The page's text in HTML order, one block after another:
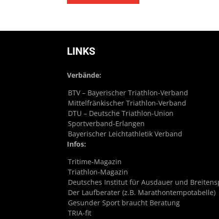
LINKS
Verbände:
BTV – Bayerischer Triathlon-Verband
Mittelfränkischer Triathlon-Verband
DTU – Deutsche Triathlon-Union
Sportverband-Erlangen
Bayerischer Leichtathletik Verband
Infos:
Tritime-Magazin
Triathlon-Magazin
Deutsches Institut für Ausdauer und
Der Laufberater (z.B. Marathontempotabelle)
Gesunder Sport braucht Beratung
TRIA-fit